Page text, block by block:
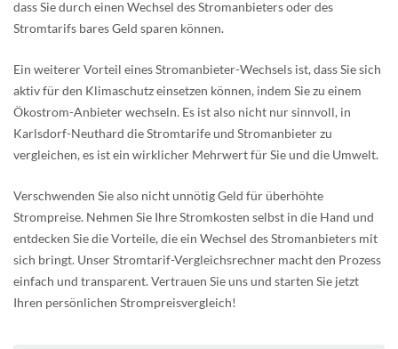
dass Sie durch einen Wechsel des Stromanbieters oder des
Stromtarifs bares Geld sparen können.
Ein weiterer Vorteil eines Stromanbieter-Wechsels ist, dass Sie sich
aktiv für den Klimaschutz einsetzen können, indem Sie zu einem
Ökostrom-Anbieter wechseln. Es ist also nicht nur sinnvoll, in
Karlsdorf-Neuthard die Stromtarife und Stromanbieter zu
vergleichen, es ist ein wirklicher Mehrwert für Sie und die Umwelt.
Verschwenden Sie also nicht unnötig Geld für überhöhte
Strompreise. Nehmen Sie Ihre Stromkosten selbst in die Hand und
entdecken Sie die Vorteile, die ein Wechsel des Stromanbieters mit
sich bringt. Unser Stromtarif-Vergleichsrechner macht den Prozess
einfach und transparent. Vertrauen Sie uns und starten Sie jetzt
Ihren persönlichen Strompreisvergleich!